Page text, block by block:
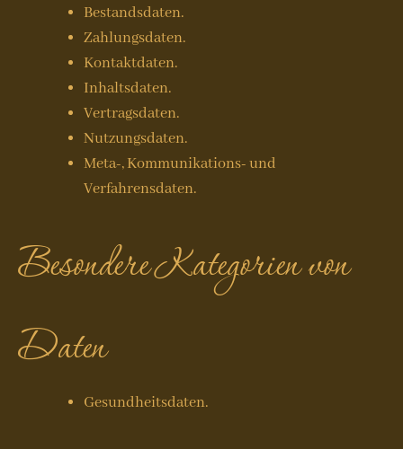
Bestandsdaten.
Zahlungsdaten.
Kontaktdaten.
Inhaltsdaten.
Vertragsdaten.
Nutzungsdaten.
Meta-, Kommunikations- und
Verfahrensdaten.
Besondere Kategorien von
Daten
Gesundheitsdaten.